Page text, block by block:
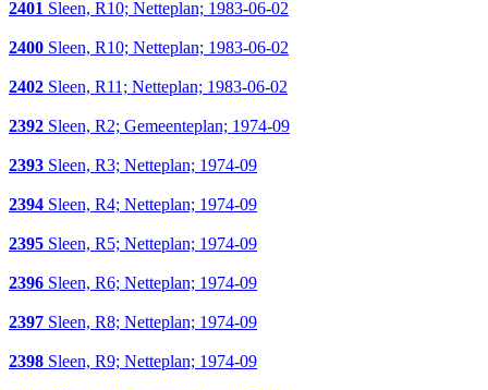
2401 Sleen, R10; Netteplan; 1983-06-02
2400 Sleen, R10; Netteplan; 1983-06-02
2402 Sleen, R11; Netteplan; 1983-06-02
2392 Sleen, R2; Gemeenteplan; 1974-09
2393 Sleen, R3; Netteplan; 1974-09
2394 Sleen, R4; Netteplan; 1974-09
2395 Sleen, R5; Netteplan; 1974-09
2396 Sleen, R6; Netteplan; 1974-09
2397 Sleen, R8; Netteplan; 1974-09
2398 Sleen, R9; Netteplan; 1974-09